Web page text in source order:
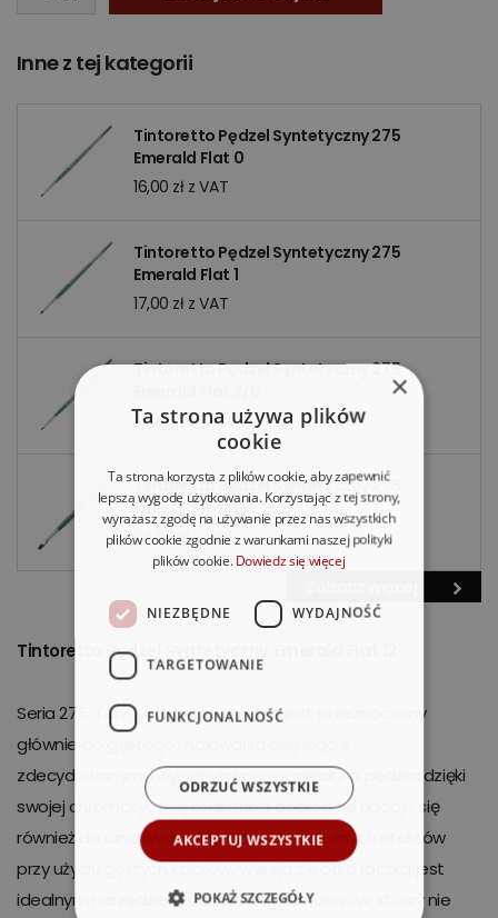
Inne z tej kategorii
Tintoretto Pędzel Syntetyczny 275
Emerald Flat 0
16,00 zł z VAT
Tintoretto Pędzel Syntetyczny 275
Emerald Flat 1
17,00 zł z VAT
Tintoretto Pędzel Syntetyczny 275
15,00 zł z VAT
Tintoretto Pędzel Syntetyczny 275
Emerald Flat 6
24,00 zł z VAT
Tintoretto Pędzel Syntetyczny Emerald Flat 12
Seria 275: Ten syntetyczny pędzel jest przeznaczony
głównie do gęstego malowania olejnego z
zdecydowanymi i wyraźnymi pociągnięciami pędzla; dzięki
swojej chromatycznej konstrukcji doskonale nadaje się
również do uzyskiwania bardziej realistycznych efektów
przy użyciu gęstych kolorów. Wersja z krótką rączką jest
idealnym narzędziem dla malarzy-amatorów, którzy nie
×
Ta strona używa plików
cookie
Ta strona korzysta z plików cookie, aby zapewnić
lepszą wygodę użytkowania. Korzystając z tej strony,
wyrażasz zgodę na używanie przez nas wszystkich
plików cookie zgodnie z warunkami naszej polityki
plików cookie. Dowiedz się więcej
NIEZBĘDNE WYDAJNOŚĆ
TARGETOWANIE
FUNKCJONALNOŚĆ
AKCEPTUJ WSZYSTKIE
ODRZUĆ WSZYSTKIE
POKAŻ SZCZEGÓŁY